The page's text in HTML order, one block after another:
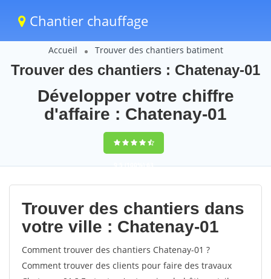
Chantier chauffage
Accueil Trouver des chantiers batiment
Trouver des chantiers : Chatenay-01
Développer votre chiffre
d'affaire : Chatenay-01
9,5(100%)63
votes
Trouver des chantiers dans
votre ville : Chatenay-01
Comment trouver des chantiers Chatenay-01 ?
Comment trouver des clients pour faire des travaux